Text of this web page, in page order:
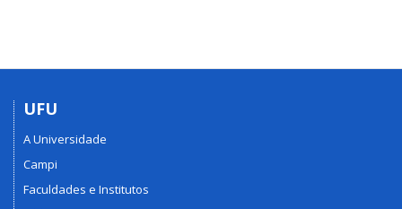
UFU
A Universidade
Campi
Faculdades e Institutos